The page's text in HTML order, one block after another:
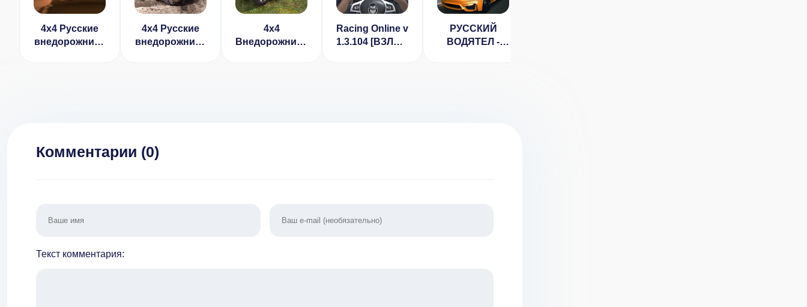
4х4 Русские
внедорожники
4х4 Русские
внедорожники
4х4
Внедорожники
Racing Online v
1.3.104 [ВЗЛОМ
РУССКИЙ
ВОДЯТЕЛ -
Комментарии (0)
Текст комментария: